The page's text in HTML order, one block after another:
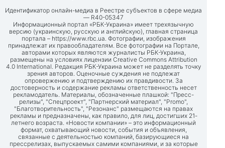
Идентификатор онлайн-медиа в Реестре субъектов в сфере медиа
— R40-05347
Информационный портал «РБК-Украина» имеет трехязычную
версию (украинскую, русскую и английскую), главная страница
портала – https://www.rbc.ua. Фотографии, изображения
принадлежат их правообладателям. Все фотографии на Портале,
авторами которых являются журналисты РБК-Украина,
размещены на условиях лицензии Creative Commons Attribution
4.0 International. Редакция РБК-Украина может не разделять точку
зрения авторов. Оценочные суждения не подлежат
опровержению и подтверждению их правдивости. За
достоверность и содержание рекламы ответственность несет
рекламодатель. Материалы, обозначенные плашкой: "Пресс-
релизы", "Спецпроект", "Партнерский материал", "Promo",
"Благотворительность", "Резонанс" размещаются на правах
рекламы и предназначены, как правило, для лиц, достигших 21-
летнего возраста. «Новости компании» – это информационный
формат, охватывающий новости, события и объявления,
связанные с деятельностью компаний, базирующиеся на
прессрелизах, выпускаемых самими компаниями, и за которые